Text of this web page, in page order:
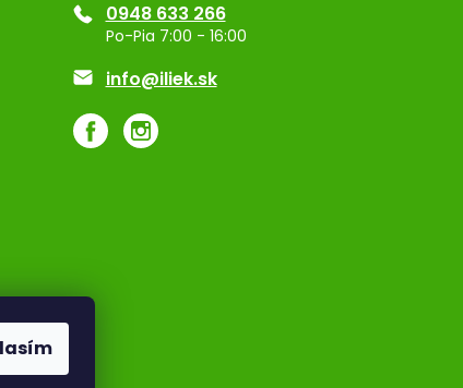
0948 633 266
Po-Pia 7:00 - 16:00
info@iliek.sk